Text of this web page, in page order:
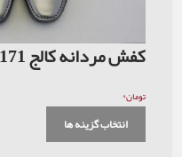
کفش مردانه کالج 3171 مشکی
تومان۰
انتخاب گزینه ها